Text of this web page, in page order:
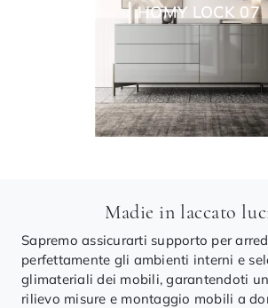
HOMY LOCK 07
Madie in laccato
Sapremo assicurarti supporto per
perfettamente gli ambienti interni e
glimateriali dei mobili, garantendoti
rilievo misure e montaggio mobili a